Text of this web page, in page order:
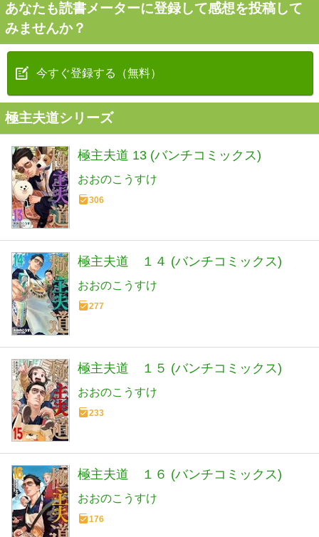
あなたも読書メーターに登録して感想を投稿して
みませんか？
今すぐ登録する（無料）
極主夫道シリーズ
極主夫道 13 (バンチコミックス)
おおのこうすけ
306
極主夫道 １４ (バンチコミックス)
おおのこうすけ
277
極主夫道 １５ (バンチコミックス)
おおのこうすけ
233
極主夫道 １６ (バンチコミックス)
おおのこうすけ
176